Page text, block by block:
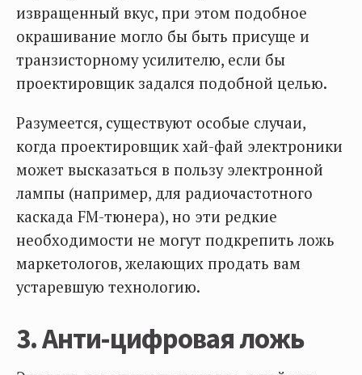
извращенный вкус, при этом подобное
окрашивание могло бы быть присуще и
транзисторному усилителю, если бы
проектировщик задался подобной целью.
Разумеется, существуют особые случаи,
когда проектировщик хай-фай электроники
может высказаться в пользу электронной
лампы (например, для радиочастотного
каскада FM-тюнера), но эти редкие
необходимости не могут подкрепить ложь
маркетологов, желающих продать вам
устаревшую технологию.
3. Анти-цифровая ложь